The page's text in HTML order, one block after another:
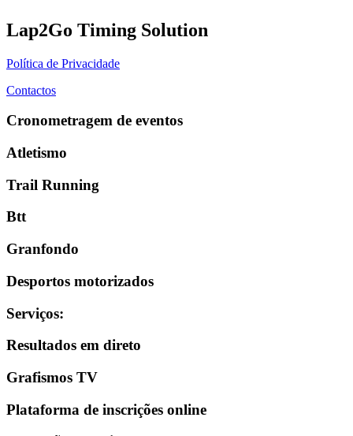
Lap2Go Timing Solution
Política de Privacidade
Contactos
Cronometragem de eventos
Atletismo
Trail Running
Btt
Granfondo
Desportos motorizados
Serviços:
Resultados em direto
Grafismos TV
Plataforma de inscrições online